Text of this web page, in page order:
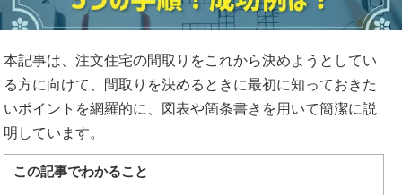
本記事は、注文住宅の間取りをこれから決めようとしてい
る方に向けて、間取りを決めるときに最初に知っておきた
いポイントを網羅的に、図表や箇条書きを用いて簡潔に説
明しています。
この記事でわかること